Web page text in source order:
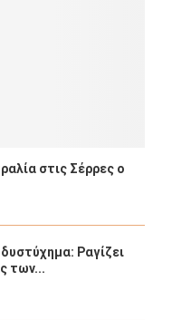
στις Σέρρες ο
Ραγίζει
των...